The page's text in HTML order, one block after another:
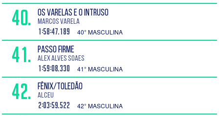
40. OS VARELAS E O INTRUSO
Marcos Varela
1:58:47.189 40° MASCULINA
41. PASSO FIRME
Alex Alves Soaes
1:59:08.330 41° MASCULINA
42. FÊNIX/TOLEDÃO
Alceu
2:03:59.522 42° MASCULINA